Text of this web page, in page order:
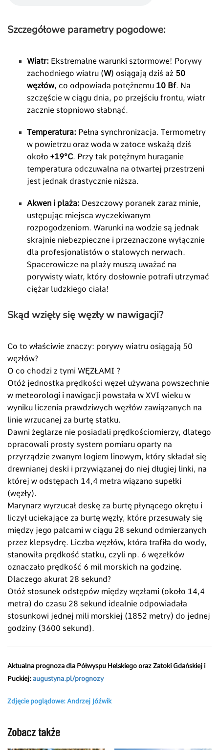
Szczegółowe parametry pogodowe:
Wiatr: Ekstremalne warunki sztormowe! Porywy
zachodniego wiatru (W) osiągają dziś aż 50
węzłów, co odpowiada potężnemu 10 Bf. Na
szczęście w ciągu dnia, po przejściu frontu, wiatr
zacznie stopniowo słabnąć.
Temperatura: Pełna synchronizacja. Termometry
w powietrzu oraz woda w zatoce wskażą dziś
około +19°C. Przy tak potężnym huraganie
temperatura odczuwalna na otwartej przestrzeni
jest jednak drastycznie niższa.
Akwen i plaża: Deszczowy poranek zaraz minie,
ustępując miejsca wyczekiwanym
rozpogodzeniom. Warunki na wodzie są jednak
skrajnie niebezpieczne i przeznaczone wyłącznie
dla profesjonalistów o stalowych nerwach.
Spacerowicze na plaży muszą uważać na
porywisty wiatr, który dosłownie potrafi utrzymać
ciężar ludzkiego ciała!
Skąd wzięły się węzły w nawigacji?
Co to właściwie znaczy: porywy wiatru osiągają 50
węzłów?
O co chodzi z tymi WĘZŁAMI ?
Otóż jednostka prędkości węzeł używana powszechnie
w meteorologi i nawigacji powstała w XVI wieku w
wyniku liczenia prawdziwych węzłów zawiązanych na
linie wrzucanej za burtę statku.
Dawni żeglarze nie posiadali prędkościomierzy, dlatego
opracowali prosty system pomiaru oparty na
przyrządzie zwanym logiem linowym, który składał się
drewnianej deski i przywiązanej do niej długiej linki, na
której w odstępach 14,4 metra wiązano supełki
(węzły).
Marynarz wyrzucał deskę za burtę płynącego okrętu i
liczył uciekające za burtę węzły, które przesuwały się
między jego palcami w ciągu 28 sekund odmierzanych
przez klepsydrę. Liczba węzłów, która trafiła do wody,
stanowiła prędkość statku, czyli np. 6 węzełków
oznaczało prędkość 6 mil morskich na godzinę.
Dlaczego akurat 28 sekund?
Otóż stosunek odstępów między węzłami (około 14,4
metra) do czasu 28 sekund idealnie odpowiadała
stosunkowi jednej mili morskiej (1852 metry) do jednej
godziny (3600 sekund).
Aktualna prognoza dla Półwyspu Helskiego oraz Zatoki Gdańskiej i
Puckiej:augustyna.pl/prognozy
Zdjęcie poglądowe: Andrzej Jóźwik
Zobacz także